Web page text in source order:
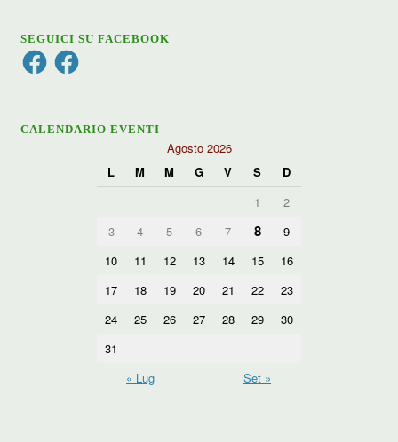
SEGUICI SU FACEBOOK
FacebookFacebook
CALENDARIO EVENTI
Agosto 2026
L
M M G V S
D
1
2
3
4 5 6 7 8
9
10
11 12 13 14 15
16
17
18 19 20 21 22
23
24
25 26 27 28 29
30
31
« Lug
Set »